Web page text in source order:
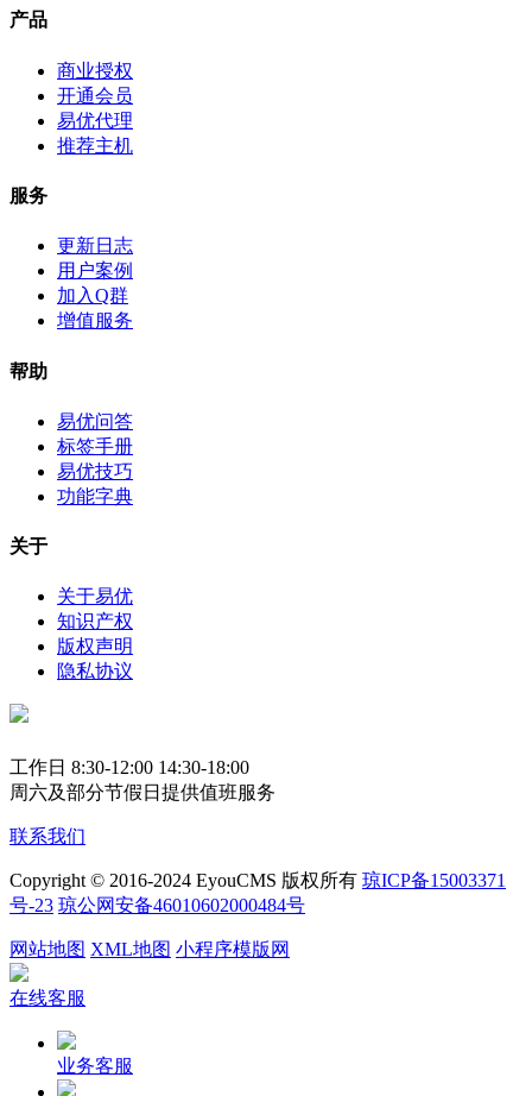
产品
商业授权
开通会员
易优代理
推荐主机
服务
更新日志
用户案例
加入Q群
增值服务
帮助
易优问答
标签手册
易优技巧
功能字典
关于
关于易优
知识产权
版权声明
隐私协议
工作日 8:30-12:00 14:30-18:00
周六及部分节假日提供值班服务
联系我们
Copyright © 2016-2024 EyouCMS 版权所有 琼ICP备15003371
号-23 琼公网安备46010602000484号
网站地图 XML地图 小程序模版网
在线客服
业务客服